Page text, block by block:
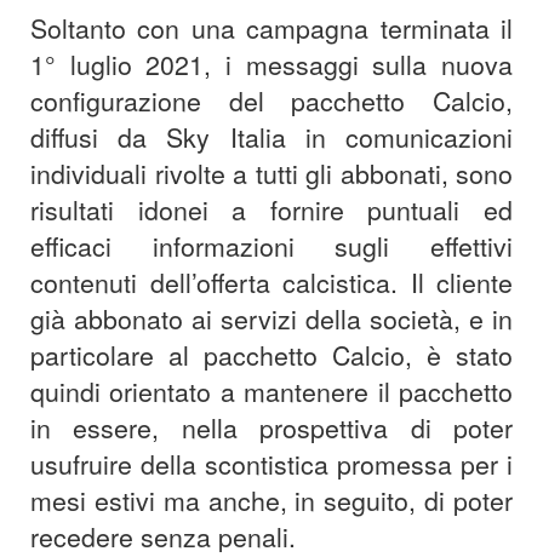
Soltanto con una campagna terminata il
1° luglio 2021, i messaggi sulla nuova
configurazione del pacchetto Calcio,
diffusi da Sky Italia in comunicazioni
individuali rivolte a tutti gli abbonati, sono
risultati idonei a fornire puntuali ed
efficaci informazioni sugli effettivi
contenuti dell’offerta calcistica. Il cliente
già abbonato ai servizi della società, e in
particolare al pacchetto Calcio, è stato
quindi orientato a mantenere il pacchetto
in essere, nella prospettiva di poter
usufruire della scontistica promessa per i
mesi estivi ma anche, in seguito, di poter
recedere senza penali.